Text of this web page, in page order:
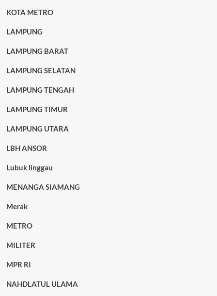
KOTA METRO
LAMPUNG
LAMPUNG BARAT
LAMPUNG SELATAN
LAMPUNG TENGAH
LAMPUNG TIMUR
LAMPUNG UTARA
LBH ANSOR
Lubuk linggau
MENANGA SIAMANG
Merak
METRO
MILITER
MPR RI
NAHDLATUL ULAMA